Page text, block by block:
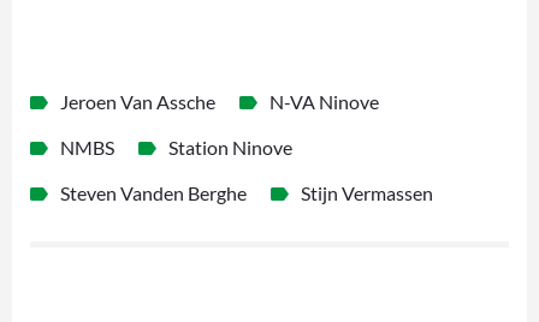
Jeroen Van Assche
N-VA Ninove
NMBS
Station Ninove
Steven Vanden Berghe
Stijn Vermassen